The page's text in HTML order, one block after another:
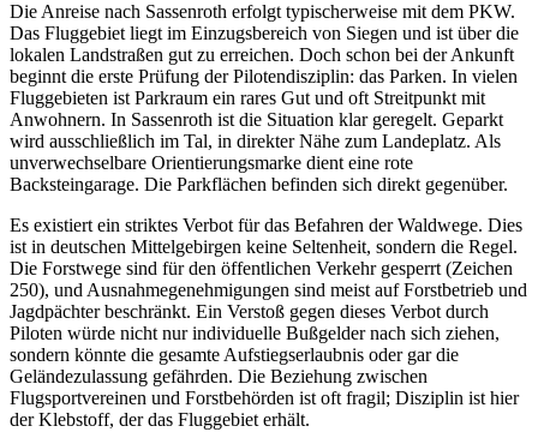
Die Anreise nach Sassenroth erfolgt typischerweise mit dem PKW.
Das Fluggebiet liegt im Einzugsbereich von Siegen und ist über die
lokalen Landstraßen gut zu erreichen. Doch schon bei der Ankunft
beginnt die erste Prüfung der Pilotendisziplin: das Parken. In vielen
Fluggebieten ist Parkraum ein rares Gut und oft Streitpunkt mit
Anwohnern. In Sassenroth ist die Situation klar geregelt. Geparkt
wird ausschließlich im Tal, in direkter Nähe zum Landeplatz. Als
unverwechselbare Orientierungsmarke dient eine rote
Backsteingarage. Die Parkflächen befinden sich direkt gegenüber.
Es existiert ein striktes Verbot für das Befahren der Waldwege. Dies
ist in deutschen Mittelgebirgen keine Seltenheit, sondern die Regel.
Die Forstwege sind für den öffentlichen Verkehr gesperrt (Zeichen
250), und Ausnahmegenehmigungen sind meist auf Forstbetrieb und
Jagdpächter beschränkt. Ein Verstoß gegen dieses Verbot durch
Piloten würde nicht nur individuelle Bußgelder nach sich ziehen,
sondern könnte die gesamte Aufstiegserlaubnis oder gar die
Geländezulassung gefährden. Die Beziehung zwischen
Flugsportvereinen und Forstbehörden ist oft fragil; Disziplin ist hier
der Klebstoff, der das Fluggebiet erhält.